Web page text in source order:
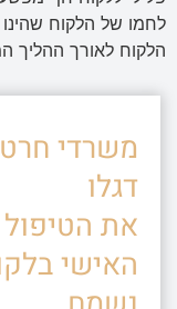
לחמו של הלקוח
הלקוח לאורך ההליך
משרדי
דגלו
את הטיפול
האישי